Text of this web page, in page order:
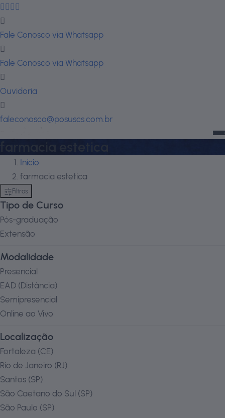
Fale Conosco via Whatsapp
Fale Conosco via Whatsapp
Ouvidoria
faleconosco@posuscs.com.br
Início
farmacia estetica
Filtros
Tipo de Curso
Pós-graduação
Extensão
Modalidade
Presencial
EAD (Distância)
Semipresencial
Online ao Vivo
Localização
Fortaleza (CE)
Rio de Janeiro (RJ)
Santos (SP)
São Caetano do Sul (SP)
São Paulo (SP)